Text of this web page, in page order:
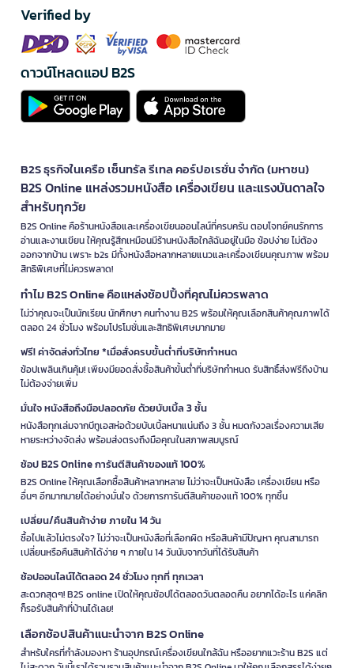
Verified by
ดาวน์โหลดแอป B2S
B2S ธุรกิจในเครือ เซ็นทรัล รีเทล คอร์ปอเรชั่น จำกัด (มหาชน)
B2S Online แหล่งรวมหนังสือ เครื่องเขียน และแรงบันดาลใจ
สำหรับทุกวัย
B2S Online คือร้านหนังสือและเครื่องเขียนออนไลน์ที่ครบครัน ตอบโจทย์คนรักการ
อ่านและงานเขียน ให้คุณรู้สึกเหมือนมีร้านหนังสือใกล้ฉันอยู่ในมือ ช้อปง่าย ไม่ต้อง
ออกจากบ้าน เพราะ b2s มีทั้งหนังสือหลากหลายแนวและเครื่องเขียนคุณภาพ พร้อม
สิทธิพิเศษที่ไม่ควรพลาด!
ทำไม B2S Online คือแหล่งช้อปปิ้งที่คุณไม่ควรพลาด
ไม่ว่าคุณจะเป็นนักเรียน นักศึกษา คนทำงาน B2S พร้อมให้คุณเลือกสินค้าคุณภาพได้
ตลอด 24 ชั่วโมง พร้อมโปรโมชั่นและสิทธิพิเศษมากมาย
ฟรี! ค่าจัดส่งทั่วไทย *เมื่อสั่งครบขั้นต่ำที่บริษัทกำหนด
ช้อปเพลินเกินคุ้ม! เพียงมียอดสั่งซื้อสินค้าขั้นต่ำที่บริษัทกำหนด รับสิทธิ์ส่งฟรีถึงบ้าน
ไม่ต้องจ่ายเพิ่ม
มั่นใจ หนังสือถึงมือปลอดภัย ด้วยบับเบิ้ล 3 ชั้น
หนังสือทุกเล่มจากบีทูเอสห่อด้วยบับเบิ้ลหนาแน่นถึง 3 ชั้น หมดกังวลเรื่องความเสีย
หายระหว่างจัดส่ง พร้อมส่งตรงถึงมือคุณในสภาพสมบูรณ์
ช้อป B2S Online การันตีสินค้าของแท้ 100%
B2S Online ให้คุณเลือกซื้อสินค้าหลากหลาย ไม่ว่าจะเป็นหนังสือ เครื่องเขียน หรือ
อื่นๆ อีกมากมายได้อย่างมั่นใจ ด้วยการการันตีสินค้าของแท้ 100% ทุกชิ้น
เปลี่ยน/คืนสินค้าง่าย ภายใน 14 วัน
ซื้อไปแล้วไม่ตรงใจ? ไม่ว่าจะเป็นหนังสือที่เลือกผิด หรือสินค้ามีปัญหา คุณสามารถ
เปลี่ยนหรือคืนสินค้าได้ง่าย ๆ ภายใน 14 วันนับจากวันที่ได้รับสินค้า
ช้อปออนไลน์ได้ตลอด 24 ชั่วโมง ทุกที่ ทุกเวลา
สะดวกสุดๆ! B2S online เปิดให้คุณช้อปได้ตลอดวันตลอดคืน อยากได้อะไร แค่คลิก
ก็รอรับสินค้าที่บ้านได้เลย!
เลือกช้อปสินค้าแนะนำจาก B2S Online
สำหรับใครที่กำลังมองหา ร้านอุปกรณ์เครื่องเขียนใกล้ฉัน หรืออยากแวะร้าน B2S แต่